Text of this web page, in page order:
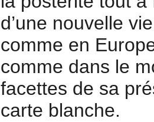
d’une nouvelle
comme en
comme dans le
facettes de sa
carte blanche.